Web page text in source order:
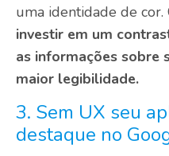
uma identidade de cor.
investir em um
as informações sobre
maior legibilidade.
3. Sem UX seu
destaque no